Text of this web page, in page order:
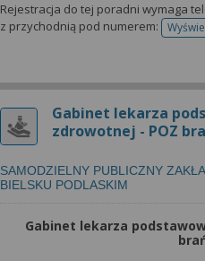
Rejestracja do tej poradni wymaga
z przychodnią pod numerem:
Gabinet lekarza
zdrowotnej - POZ
SAMODZIELNY PUBLICZNY
BIELSKU PODLASKIM
Gabinet lekarza